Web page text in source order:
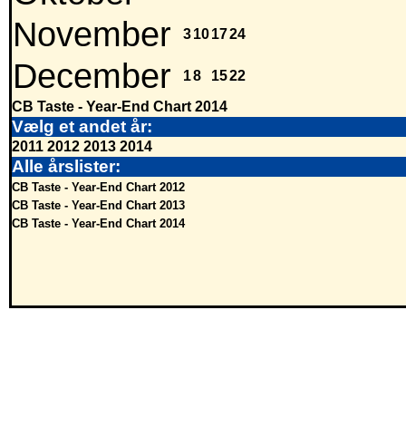
November 3101724
December 18 1522
CB Taste - Year-End Chart 2014
Vælg et andet år:
2011 2012 2013 2014
Alle årslister:
CB Taste - Year-End Chart 2012
CB Taste - Year-End Chart 2013
CB Taste - Year-End Chart 2014